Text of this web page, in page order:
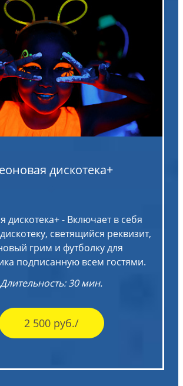
дискотека+
дискотека+ - Включает в себя
светящийся реквизит,
грим и футболку для
подписанную всем гостями.
Длительность: 30 мин.
2 500 руб./